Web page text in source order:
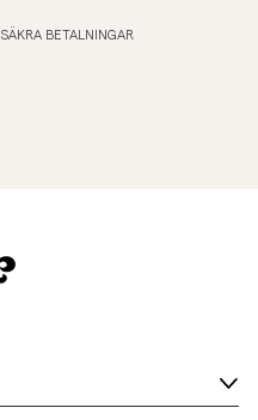
SÄKRA BETALNINGAR